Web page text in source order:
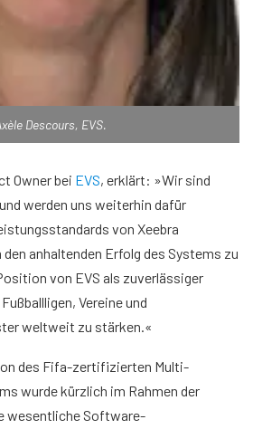
Descours, EVS.
Owner bei EVS, erklärt: »Wir sind
werden uns weiterhin dafür
von Xeebra
anhaltenden Erfolg des Systems zu
von EVS als zuverlässiger
Vereine und
weltweit zu stärken.«
des Fifa-zertifizierten Multi-
wurde kürzlich im Rahmen der
wesentliche Software-